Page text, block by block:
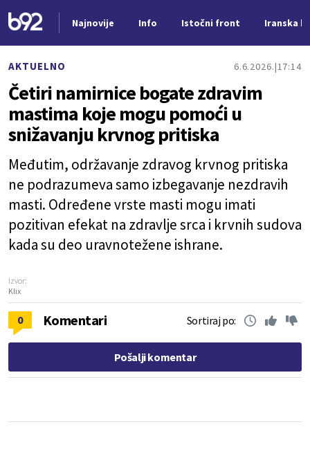
Najnovije Info Istočni front Iranska
AKTUELNO 6.6.2026. 17:14
Četiri namirnice bogate zdravim
mastima koje mogu pomoći u
snižavanju krvnog pritiska
Međutim, održavanje zdravog krvnog pritiska
ne podrazumeva samo izbegavanje nezdravih
masti. Određene vrste masti mogu imati
pozitivan efekat na zdravlje srca i krvnih sudova
kada su deo uravnotežene ishrane.
Izvor:
Klix
0 Komentari Sortiraj po:
Pošalji komentar